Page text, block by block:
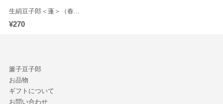
生絹豆子郎＜蓬＞（春...
¥270
簾子豆子郎
お品物
ギフトについて
お問い合わせ